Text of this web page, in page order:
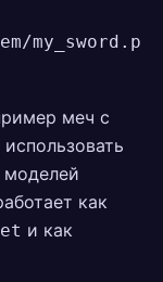
my_sword.p
меч с
моделей
как
и как